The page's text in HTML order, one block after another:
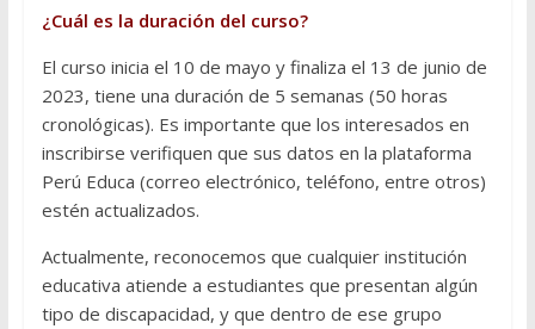
¿Cuál es la duración del curso?
El curso inicia el 10 de mayo y finaliza el 13 de junio de
2023, tiene una duración de 5 semanas (50 horas
cronológicas). Es importante que los interesados en
inscribirse verifiquen que sus datos en la plataforma
Perú Educa (correo electrónico, teléfono, entre otros)
estén actualizados.
Actualmente, reconocemos que cualquier institución
educativa atiende a estudiantes que presentan algún
tipo de discapacidad, y que dentro de ese grupo